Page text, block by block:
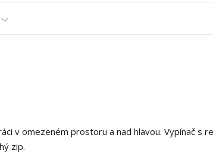
v omezeném prostoru a nad hlavou. Vypínač s
zip.